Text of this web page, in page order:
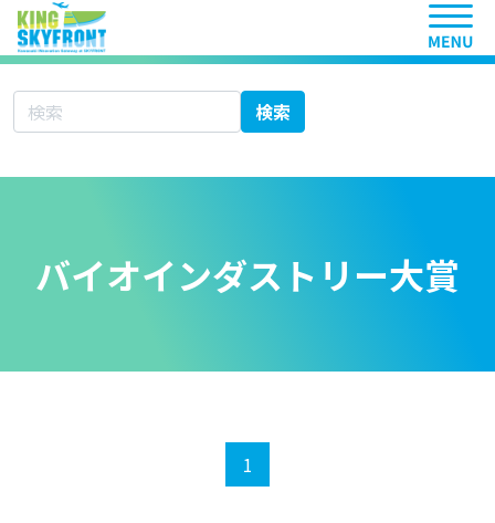
ヘッ
サイト内検索 検索
バイオインダストリー大賞
1